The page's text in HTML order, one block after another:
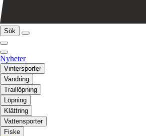
Sök
Nyheter
Vintersporter
Vandring
Traillöpning
Löpning
Klättring
Vattensporter
Fiske